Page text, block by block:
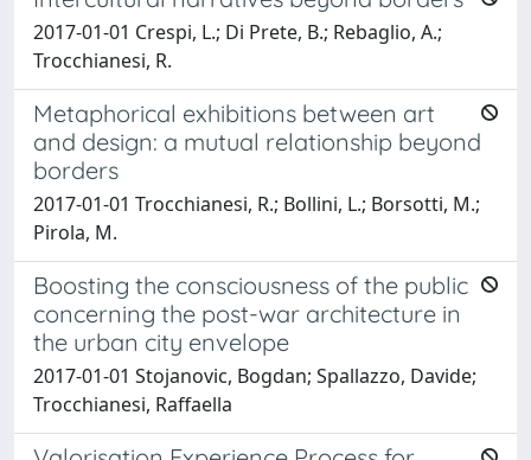
2017-01-01 Crespi, L.; Di Prete, B.; Rebaglio, A.;
Trocchianesi, R.
Metaphorical exhibitions between art
and design: a mutual relationship beyond
borders
2017-01-01 Trocchianesi, R.; Bollini, L.; Borsotti, M.;
Pirola, M.
Boosting the consciousness of the public
concerning the post-war architecture in
the urban city envelope
2017-01-01 Stojanovic, Bogdan; Spallazzo, Davide;
Trocchianesi, Raffaella